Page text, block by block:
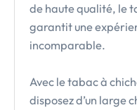
de haute qualité, le
garantit une
incomparable.
Avec le tabac à
disposez d’un large